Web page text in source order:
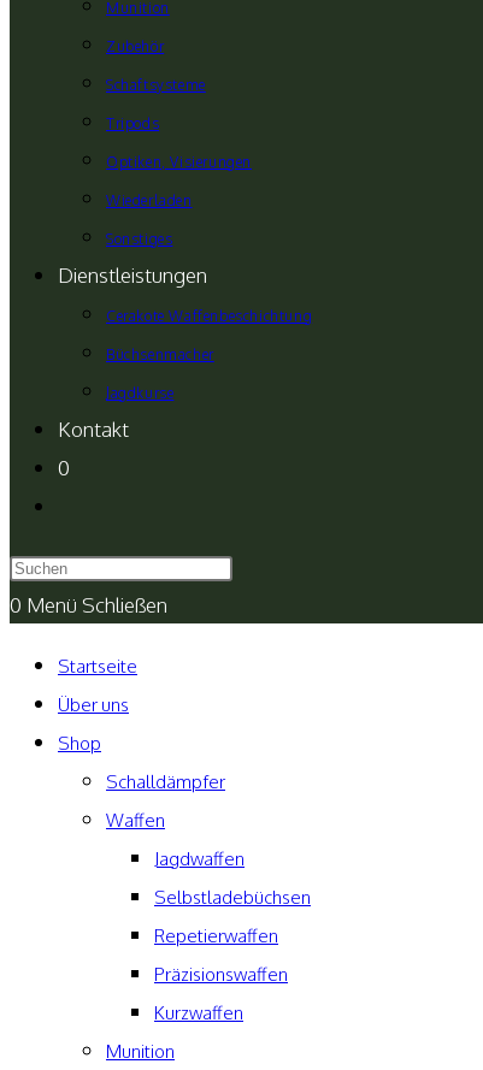
Munition
Zubehör
Schaftsysteme
Tripods
Optiken, Visierungen
Wiederladen
Sonstiges
Dienstleistungen
Cerakote Waffenbeschichtung
Büchsenmacher
Jagdkurse
Kontakt
0
umschalten
0 Menü Schließen
Startseite
Über uns
Shop
Schalldämpfer
Waffen
Jagdwaffen
Selbstladebüchsen
Repetierwaffen
Präzisionswaffen
Kurzwaffen
Munition